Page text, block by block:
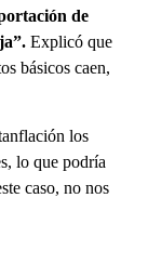
de
Explicó que
básicos caen,
los
lo que podría
caso, no nos